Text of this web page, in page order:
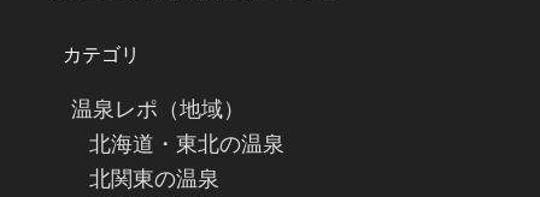
カテゴリ
温泉レポ（地域）
北海道・東北の温泉
北関東の温泉